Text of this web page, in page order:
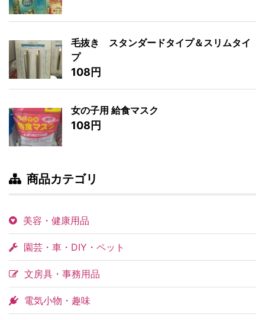
毛抜き スタンダードタイプ＆スリムタイ
プ
108円
女の子用 給食マスク
108円
商品カテゴリ
美容・健康用品
園芸・車・DIY・ペット
文房具・事務用品
電気小物・趣味